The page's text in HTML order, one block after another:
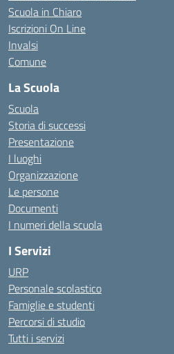
Scuola in Chiaro
Iscrizioni On Line
Invalsi
Comune
La Scuola
Scuola
Storia di successi
Presentazione
I luoghi
Organizzazione
Le persone
Documenti
I numeri della scuola
I Servizi
URP
Personale scolastico
Famiglie e studenti
Percorsi di studio
Tutti i servizi